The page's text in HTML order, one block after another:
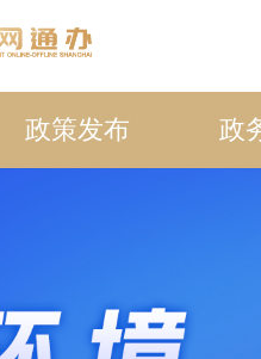
政策发布 政